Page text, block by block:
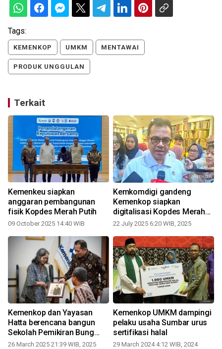
Tags:
KEMENKOP UMKM MENTAWAI
PRODUK UNGGULAN
Terkait
Kemenkeu siapkan
anggaran pembangunan
fisik Kopdes Merah Putih
09 October 2025 14:40 WIB
Kemkomdigi gandeng
Kemenkop siapkan
digitalisasi Kopdes Merah
Putih
22 July 2025 6:20 WIB, 2025
Kemenkop dan Yayasan
Hatta berencana bangun
Sekolah Pemikiran Bung
Hatta
26 March 2025 21:39 WIB, 2025
Kemenkop UMKM dampingi
pelaku usaha Sumbar urus
sertifikasi halal
29 March 2024 4:12 WIB, 2024